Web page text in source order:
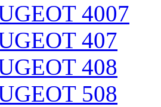
4007
407
408
508